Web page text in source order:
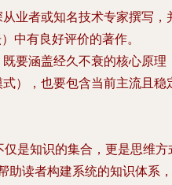
从业者或知名技术专家撰写，
中有良好评价的著作。
既要涵盖经久不衰的核心原理
式），也要包含当前主流且稳
仅是知识的集合，更是思维方
助读者构建系统的知识体系，